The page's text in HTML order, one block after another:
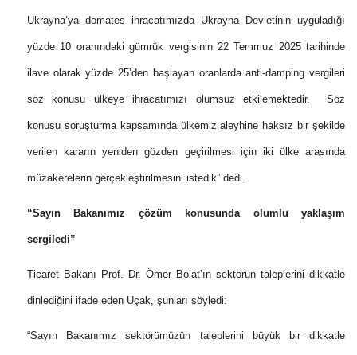
Ukrayna’ya domates ihracatımızda Ukrayna Devletinin uyguladığı
yüzde 10 oranındaki gümrük vergisinin 22 Temmuz 2025 tarihinde
ilave olarak yüzde 25’den başlayan oranlarda anti-damping vergileri
söz konusu ülkeye ihracatımızı olumsuz etkilemektedir. Söz
konusu soruşturma kapsamında ülkemiz aleyhine haksız bir şekilde
verilen kararın yeniden gözden geçirilmesi için iki ülke arasında
müzakerelerin gerçekleştirilmesini istedik” dedi.
“Sayın Bakanımız çözüm konusunda olumlu yaklaşım
sergiledi”
Ticaret Bakanı Prof. Dr. Ömer Bolat’ın sektörün taleplerini dikkatle
dinlediğini ifade eden Uçak, şunları söyledi:
“Sayın Bakanımız sektörümüzün taleplerini büyük bir dikkatle